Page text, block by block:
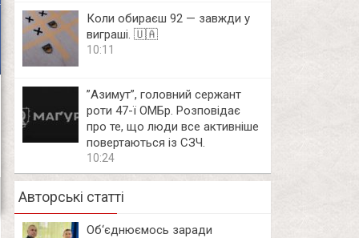
Коли обираєш 92 — завжди у
виграші. 🇺🇦
10:11
⁨”Азимут”, головний сержант
роти 47-ї ОМБр. Розповідає
про те, що люди все активніше
повертаються із СЗЧ.
10:24
Авторські статті
Об‘єднюємось заради